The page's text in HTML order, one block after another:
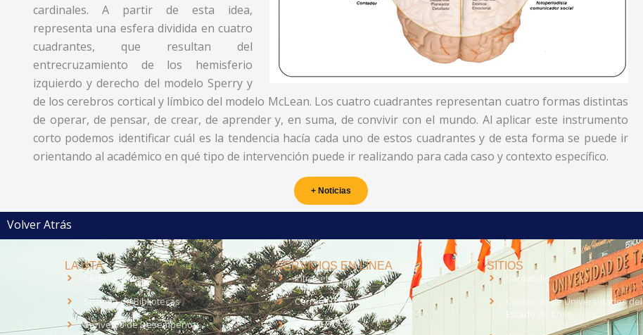
cardinales. A partir de esta idea,
representa una esfera dividida en cuatro
cuadrantes, que resultan del
entrecruzamiento de los hemisferio
izquierdo y derecho del modelo Sperry y
de los cerebros cortical y límbico del modelo McLean. Los cuatro cuadrantes representan cuatro formas distintas
de operar, de pensar, de crear, de aprender y, en suma, de convivir con el mundo. Al aplicar este instrumento
corto podemos identificar cuál es la tendencia hacía cada uno de estos cuadrantes y de esta forma se puede ir
orientando al académico en qué tipo de intervención puede ir realizando para cada caso y contexto específico.
+ Noticias
Volver Atrás
LA UTA
Sede Iquique
Sistema de Bibliotecas
Convenio de Desempeño
SERVICIOS EN LÍNEA
Intranet
Correo UTA
EUDEV UTAmed
SITIOS
Santander
Consorcio de Universidades del
Estado de Chile